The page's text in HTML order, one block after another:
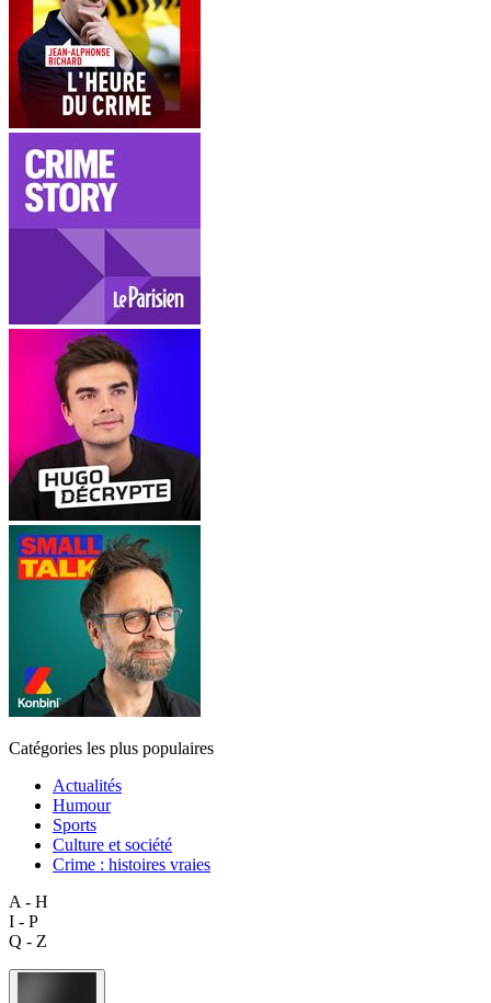
Catégories les plus populaires
Actualités
Humour
Sports
Culture et société
Crime : histoires vraies
A - H
I - P
Q - Z